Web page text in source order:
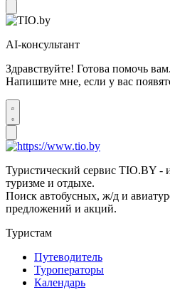
AI-консультант
Здравствуйте! Готова помочь вам.
Напишите мне, если у вас
Туристический сервис TIO.BY
туризме и отдыхе.
Поиск автобусных, ж/д и
предложений и акций.
Туристам
Путеводитель
Туроператоры
Календарь